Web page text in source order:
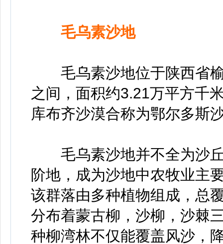
毛乌素沙地
毛乌素沙地位于陕西省榆
之间，面积约3.21万平方千
库布齐沙漠合称为鄂尔多斯
毛乌素沙地并不全为沙丘
阶地，成为沙地中农牧业主
该群落由多种植物组成，总
分布着蒙古柳，沙柳，沙棘
种柳湾林不仅能覆盖风沙，